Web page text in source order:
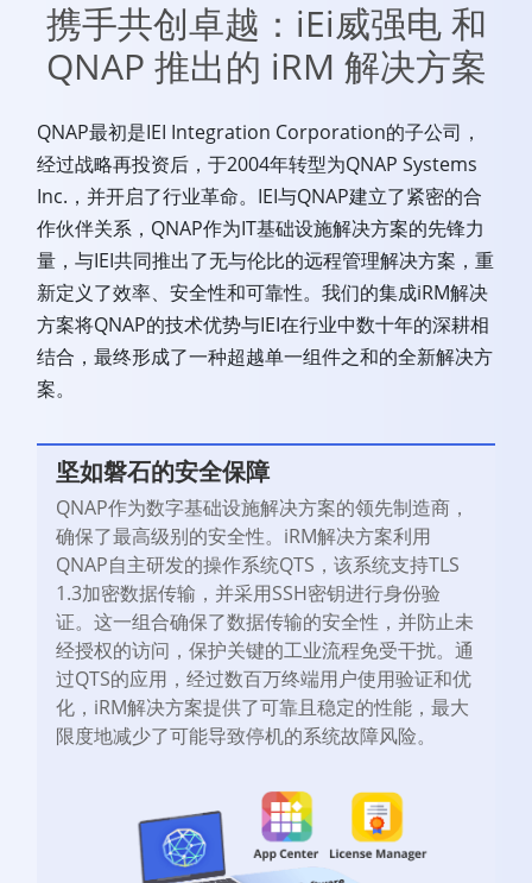
携手共创卓越：iEi威强电 和
QNAP 推出的 iRM 解决方案
QNAP最初是IEI Integration Corporation的子公司，
经过战略再投资后，于2004年转型为QNAP Systems
Inc.，并开启了行业革命。IEI与QNAP建立了紧密的合
作伙伴关系，QNAP作为IT基础设施解决方案的先锋力
量，与IEI共同推出了无与伦比的远程管理解决方案，重
新定义了效率、安全性和可靠性。我们的集成iRM解决
方案将QNAP的技术优势与IEI在行业中数十年的深耕相
结合，最终形成了一种超越单一组件之和的全新解决方
案。
坚如磐石的安全保障
QNAP作为数字基础设施解决方案的领先制造商，
确保了最高级别的安全性。iRM解决方案利用
QNAP自主研发的操作系统QTS，该系统支持TLS
1.3加密数据传输，并采用SSH密钥进行身份验
证。这一组合确保了数据传输的安全性，并防止未
经授权的访问，保护关键的工业流程免受干扰。通
过QTS的应用，经过数百万终端用户使用验证和优
化，iRM解决方案提供了可靠且稳定的性能，最大
限度地减少了可能导致停机的系统故障风险。